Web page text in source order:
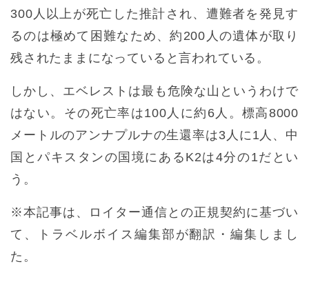
300人以上が死亡した推計され、遭難者を発見す
るのは極めて困難なため、約200人の遺体が取り
残されたままになっていると言われている。
しかし、エベレストは最も危険な山というわけで
はない。その死亡率は100人に約6人。標高8000
メートルのアンナプルナの生還率は3人に1人、中
国とパキスタンの国境にあるK2は4分の1だとい
う。
※本記事は、ロイター通信との正規契約に基づい
て、トラベルボイス編集部が翻訳・編集しまし
た。